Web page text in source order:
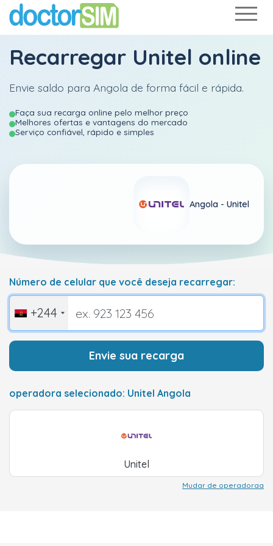
Recarregar Unitel online
Envie saldo para Angola de forma fácil e rápida.
Faça sua recarga online pelo melhor preço
Melhores ofertas e vantagens do mercado
Serviço confiável, rápido e simples
Angola - Unitel
Número de celular que você deseja recarregar:
+244
Envie sua recarga
operadora selecionado: Unitel Angola
Unitel
Mudar de operadoraa